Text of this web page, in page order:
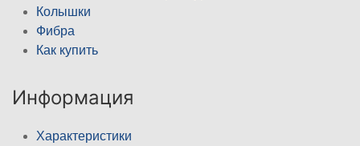
Колышки
Фибра
Как купить
Информация
Характеристики